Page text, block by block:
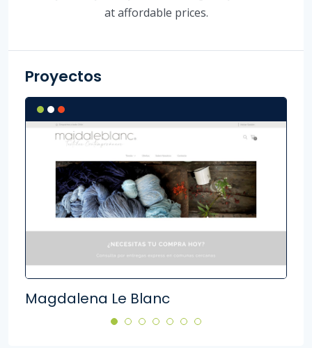
at affordable prices.
Proyectos
Magdalena Le Blanc